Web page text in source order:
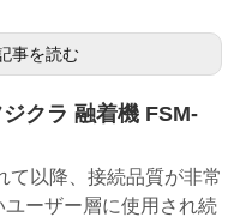
事を読む
クラ 融着機 FSM-
て以降、接続品質が非常
ーザー層に使用され続